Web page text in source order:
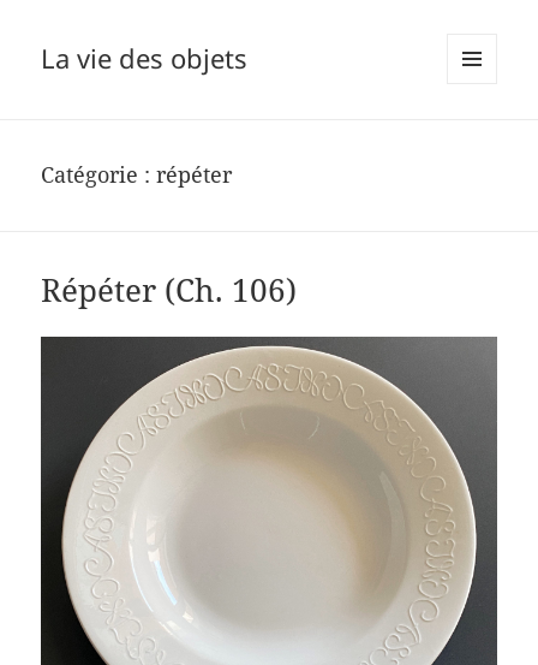
La vie des objets
Catégorie :répéter
Répéter (Ch. 106)